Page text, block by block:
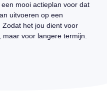
mooi actieplan voor dat
uitvoeren op een
het jou dient voor
voor langere termijn.